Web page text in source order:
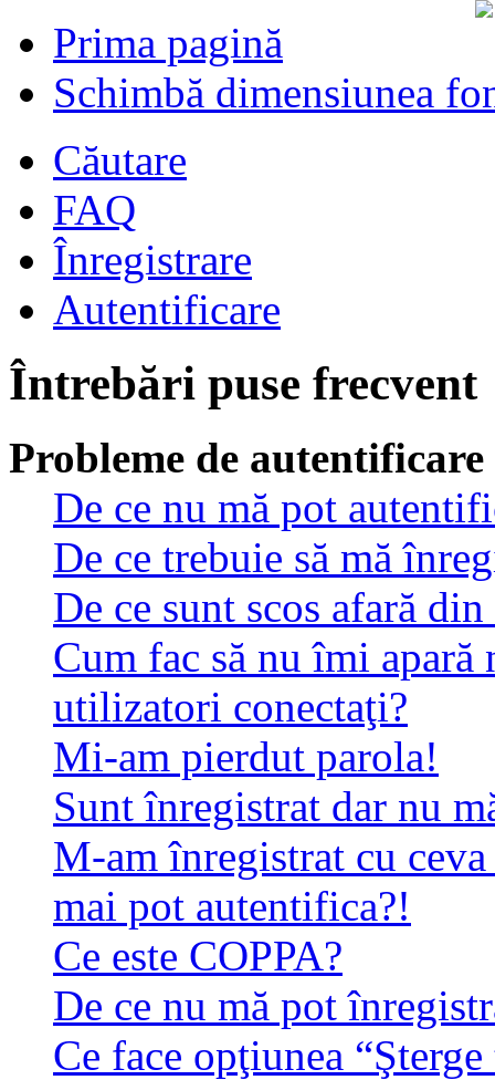
Prima pagină
Schimbă dimensiunea
Căutare
FAQ
Înregistrare
Autentificare
Întrebări puse frecvent
Probleme de
De ce nu mă pot
De ce trebuie să mă
De ce sunt scos afară
Cum fac să nu îmi
utilizatori conectaţi?
Mi-am pierdut parola!
Sunt înregistrat dar nu
M-am înregistrat cu
mai pot autentifica?!
Ce este COPPA?
De ce nu mă pot
Ce face opţiunea